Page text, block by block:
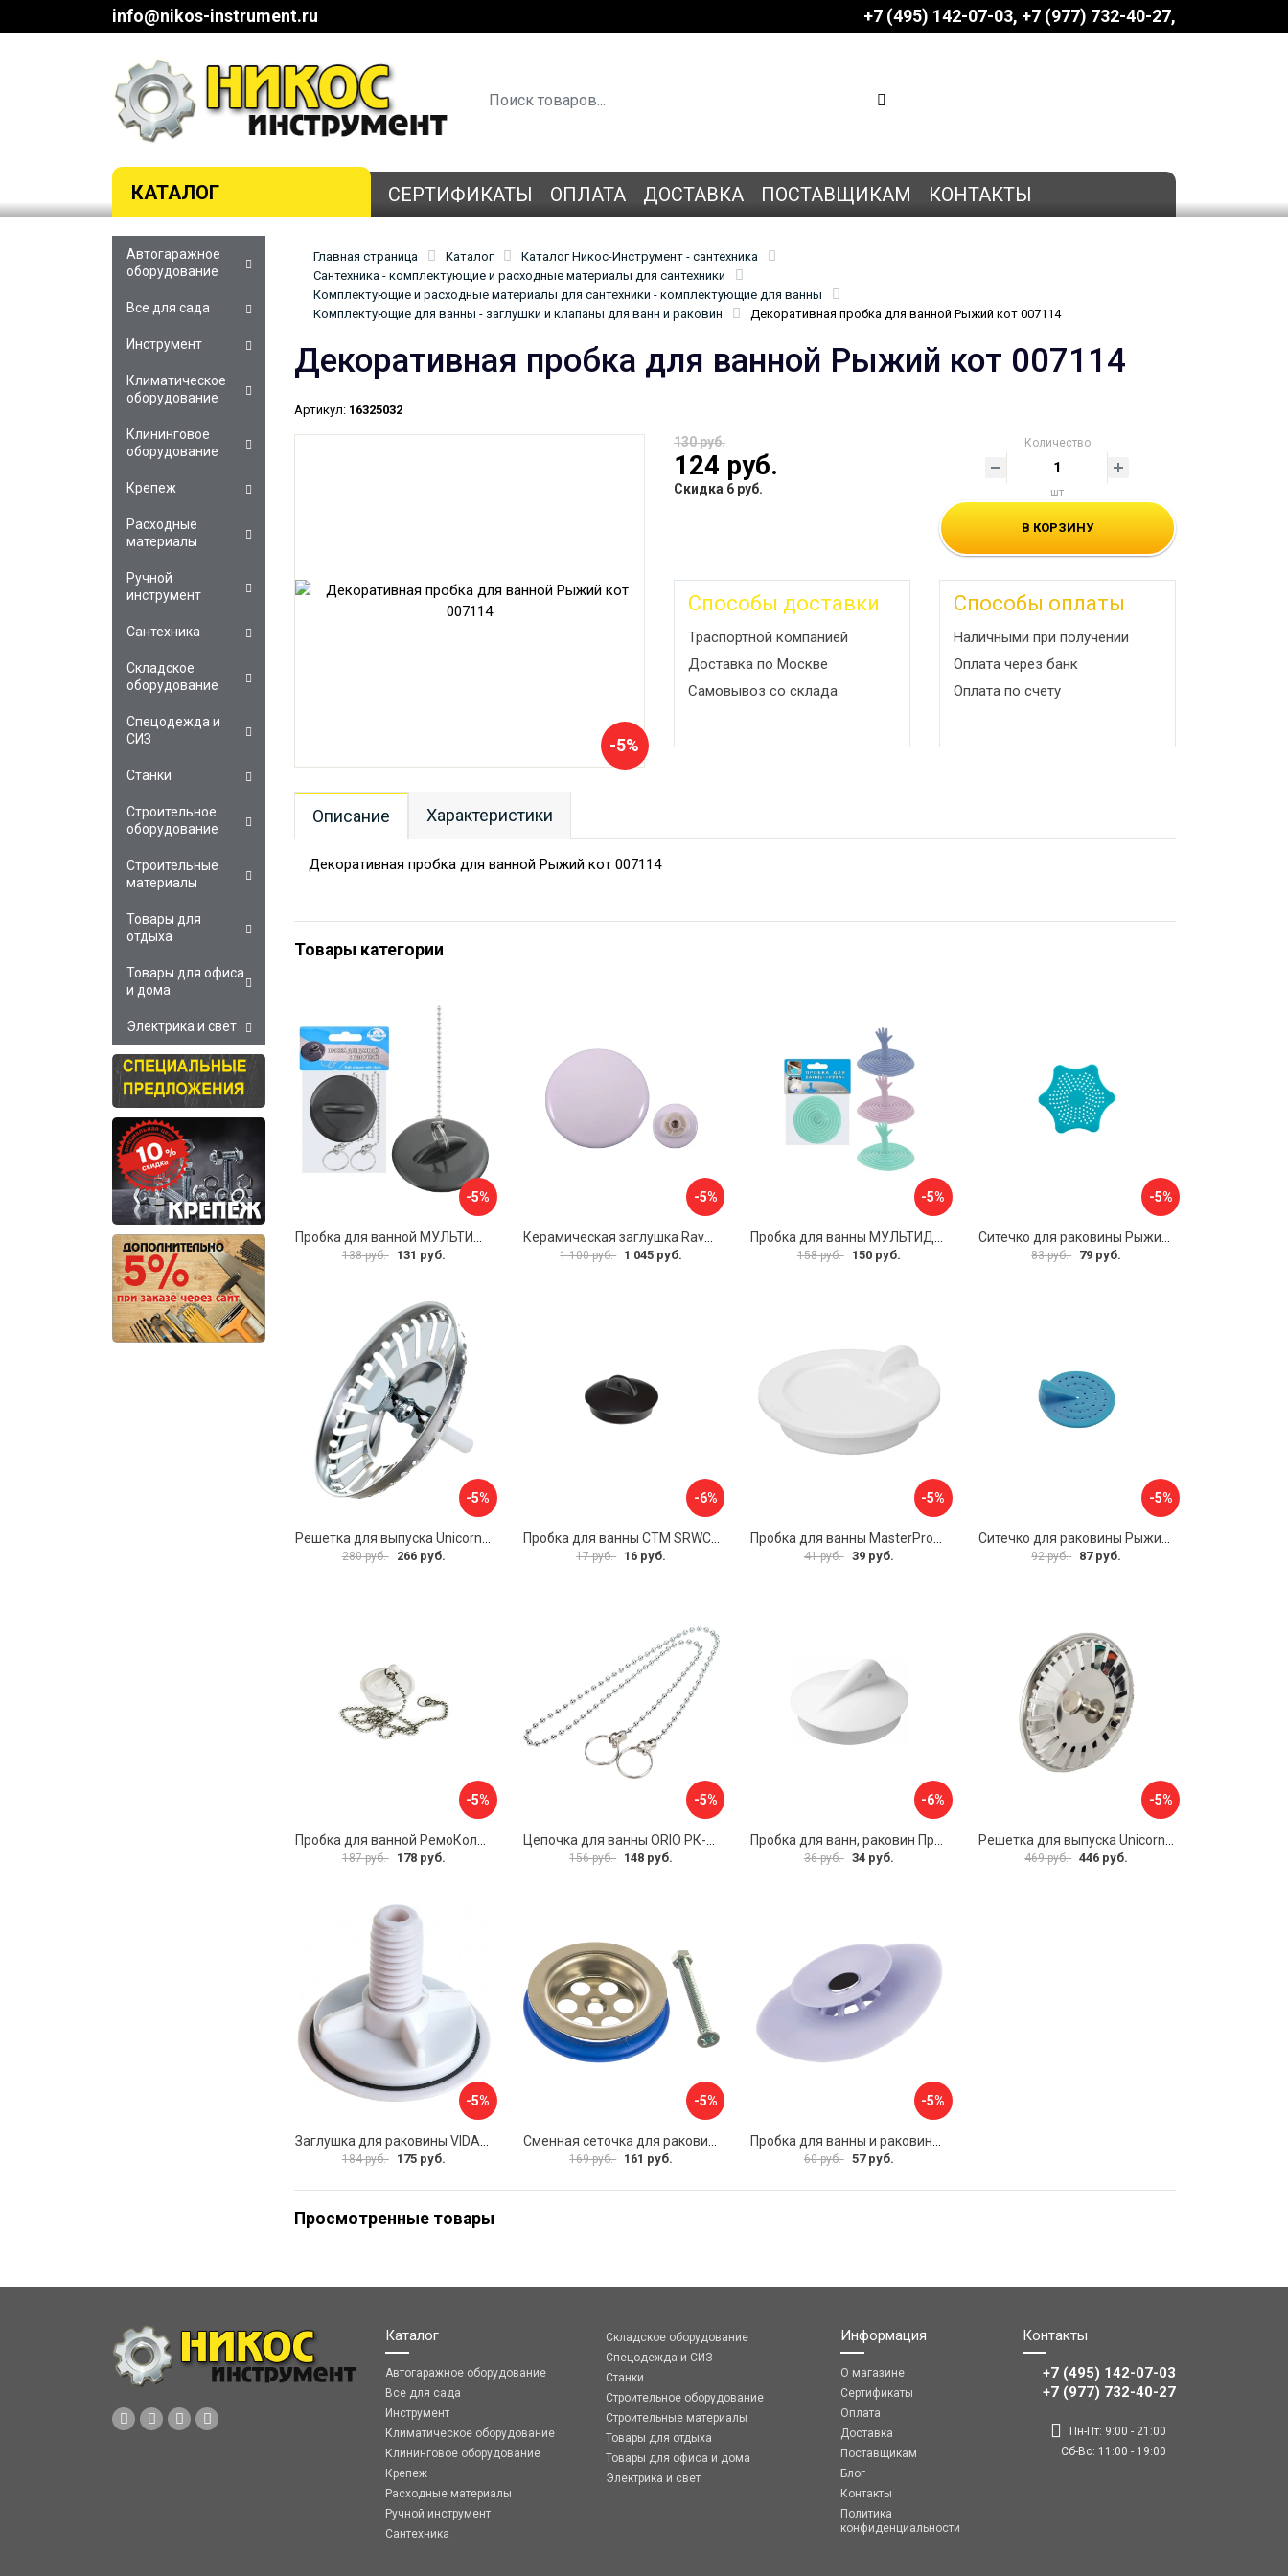
info@nikos-instrument.ru +7 (495) 142-07-03 ‎‎+7 (977) 732-40-27
КАТАЛОГ СЕРТИФИКАТЫ ОПЛАТА ДОСТАВКА ПОСТАВЩИКАМ КОНТАКТЫ
Главная страница Каталог
Каталог Никос-Инструмент - сантехника
Сантехника - комплектующие и расходные материалы для сантехники
Комплектующие и расходные материалы для сантехники - комплектующие для ванны
Комплектующие для ванны - заглушки и клапаны для ванн и раковин
Декоративная пробка для ванной Рыжий кот 007114
Декоративная пробка для ванной Рыжий кот 007114
Артикул: 16325032
-5%
130 руб.
124 руб.
Скидка 6 руб.
Количество
шт
В КОРЗИНУ
Способы доставки
Траспортной компанией
Доставка по Москве
Самовывоз со склада
Способы оплаты
Наличными при получении
Оплата через банк
Оплата по счету
Описание Характеристики
Декоративная пробка для ванной Рыжий кот 007114
Товары категории
-5%
138 руб. 131 руб.
-5%
Керамическая заглушка RavSlezak KD0485
1 100 руб. 1 045 руб.
-5%
158 руб. 150 руб.
-5%
83 руб. 79 руб.
-5%
Решетка для выпуска Unicorn E100P
280 руб. 266 руб.
-6%
Пробка для ванны СТМ SRWCBP00
17 руб. 16 руб.
-5%
Пробка для ванны MasterProf ИС.110627
41 руб. 39 руб.
-5%
Ситечко для раковины Рыжий кот SS-01 103660
92 руб. 87 руб.
-5%
187 руб. 178 руб.
-5%
156 руб. 148 руб.
-6%
36 руб. 34 руб.
-5%
469 руб. 446 руб.
-5%
184 руб. 175 руб.
-5%
169 руб. 161 руб.
-5%
60 руб. 57 руб.
Просмотренные товары
Автогаражное
оборудование
Все для сада
Инструмент
Климатическое
оборудование
Клининговое
оборудование
Крепеж
Расходные
материалы
Ручной
инструмент
Сантехника
Складское
оборудование
Спецодежда и
СИЗ
Станки
Строительное
оборудование
Строительные
материалы
Товары для
отдыха
Товары для офиса
и дома
Электрика и свет
Каталог
Автогаражное оборудование
Все для сада
Инструмент
Климатическое оборудование
Клининговое оборудование
Крепеж
Расходные материалы
Ручной инструмент
Сантехника
Складское оборудование
Спецодежда и СИЗ
Станки
Строительное оборудование
Строительные материалы
Товары для отдыха
Товары для офиса и дома
Электрика и свет
Информация
О магазине
Сертификаты
Оплата
Доставка
Поставщикам
Блог
Контакты
Политика
конфиденциальности
Контакты
+7 (495) 142-07-03
‎‎+7 (977) 732-40-27
Пн-Пт: 9:00 - 21:00
Сб-Вс: 11:00 - 19:00